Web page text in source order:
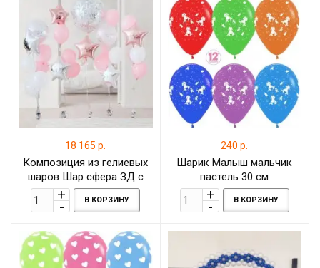
18 165 р.
Композиция из гелиевых
шаров Шар сфера ЗД с
серебристыми конфетти и
фольгированными
В КОРЗИНУ
240 р.
Шарик Малыш мальчик
пастель 30 см
В КОРЗИНУ